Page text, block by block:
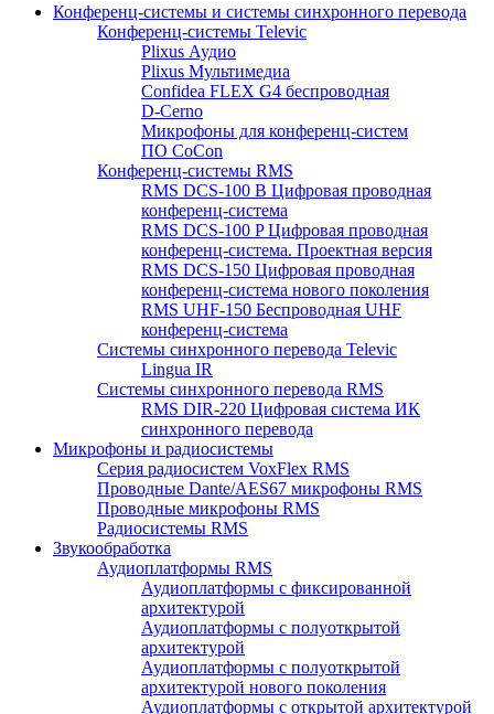
Конференц-системы и системы синхронного перевода
Конференц-системы Televic
Plixus Аудио
Plixus Мультимедиа
Confidea FLEX G4 беспроводная
D-Cerno
Микрофоны для конференц-систем
ПО CoCon
Конференц-системы RMS
RMS DCS-100 B Цифровая проводная
конференц-система
RMS DCS-100 P Цифровая проводная
конференц-система. Проектная версия
RMS DCS-150 Цифровая проводная
конференц-система нового поколения
RMS UHF-150 Беспроводная UHF
конференц-система
Системы синхронного перевода Televic
Lingua IR
Системы синхронного перевода RMS
RMS DIR-220 Цифровая система ИК
синхронного перевода
Микрофоны и радиосистемы
Серия радиосистем VoxFlex RMS
Проводные Dante/AES67 микрофоны RMS
Проводные микрофоны RMS
Радиосистемы RMS
Звукообработка
Аудиоплатформы RMS
Аудиоплатформы с фиксированной
архитектурой
Аудиоплатформы с полуоткрытой
архитектурой
Аудиоплатформы с полуоткрытой
архитектурой нового поколения
Аудиоплатформы с открытой архитектурой